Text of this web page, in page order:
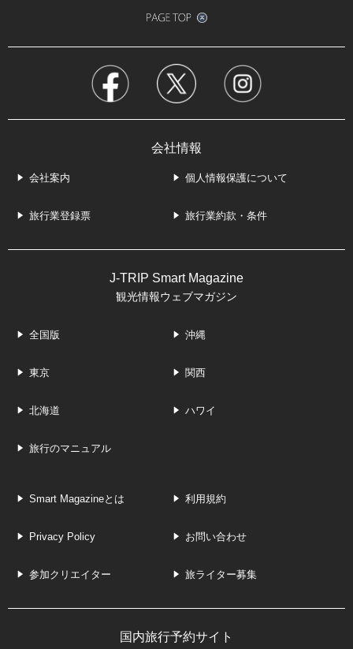
会社情報
会社案内 個人情報保護について
旅行業登録票 旅行業約款・条件
J-TRIP Smart Magazine
観光情報ウェブマガジン
全国版 沖縄
東京 関西
北海道 ハワイ
旅行のマニュアル
Smart Magazineとは 利用規約
Privacy Policy お問い合わせ
参加クリエイター 旅ライター募集
国内旅行予約サイト